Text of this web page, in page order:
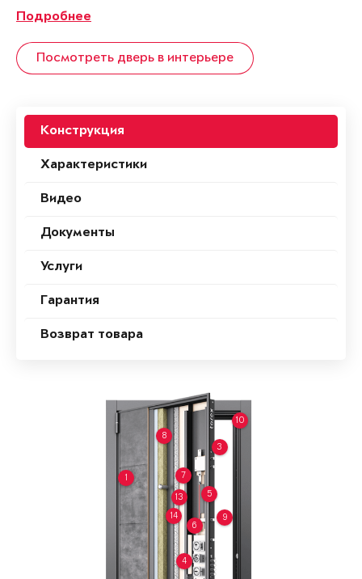
Подробнее
Посмотреть дверь в интерьере
Конструкция
Характеристики
Видео
Документы
Услуги
Гарантия
Возврат товара
1
3
4
5
6
7
8
9
10
13
14